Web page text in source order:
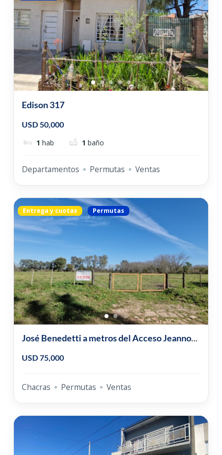
Edison 317
USD 50,000
1 hab 1 baño
Departamentos Permutas Ventas
Entrega y cuotas Permutas
José Benedetti a metros del Acceso Jeannot
USD 75,000
Chacras Permutas Ventas